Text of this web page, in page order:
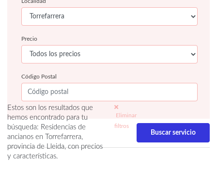
Precio
Código Postal
Estos son los resultados que
hemos encontrado para tu
búsqueda: Residencias de
ancianos en Torrefarrera,
provincia de Lleida, con precios
y características.
Eliminar
filtros